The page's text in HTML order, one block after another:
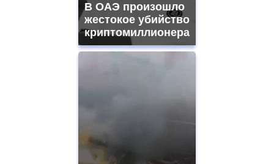
В ОАЭ произошло
жестокое убийство
криптомиллионера